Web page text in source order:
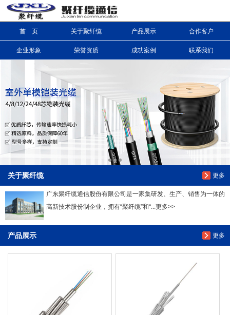
首 页 关于聚纤缆 产品展示 合作客户
企业形象 荣誉资质 成功案例 联系我们
更多
关于聚纤缆
广东聚纤缆通信股份有限公司是一家集研发、生产、销售为一体的
高新技术股份制企业，拥有“聚纤缆”和“...更多>>
更多
产品展示
信息搜索
搜索